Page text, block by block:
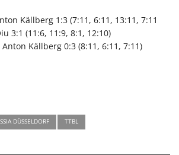
Källberg 1:3 (7:11, 6:11, 13:11, 7:11
3:1 (11:6, 11:9, 8:1, 12:10)
Källberg 0:3 (8:11, 6:11, 7:11)
DÜSSELDORF TTBL